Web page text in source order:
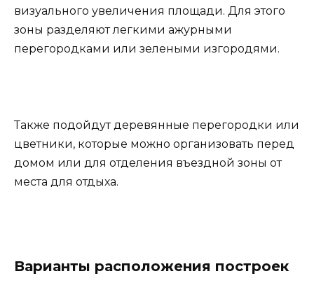
визуального увеличения площади. Для этого
зоны разделяют легкими ажурными
перегородками или зелеными изгородями.
Также подойдут деревянные перегородки или
цветники, которые можно организовать перед
домом или для отделения въездной зоны от
места для отдыха.
Варианты расположения построек